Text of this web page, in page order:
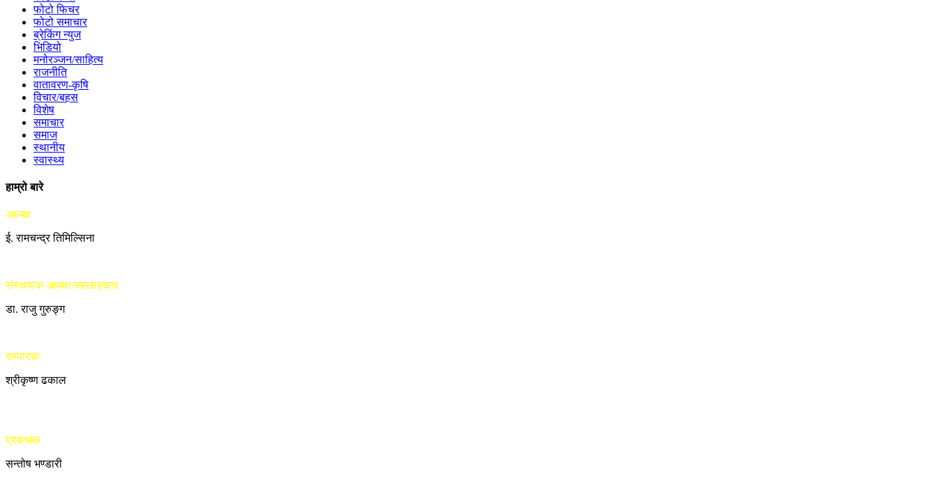
फोटो फिचर
फोटो समाचार
ब्रेकिंग न्युज
भिडियो
मनोरञ्जन/साहित्य
राजनीति
वातावरण-कृषि
विचार/बहस
विशेष
समाचार
समाज
स्थानीय
स्वास्थ्य
हाम्रो बारे
अध्यक्ष
ई. रामचन्द्र तिमिल्सिना
संस्थापक अध्यक्ष/सल्लाहकार
डा. राजु गुरुङ्ग
सम्पादक
श्रीकृष्ण ढकाल
प्रबन्धक
सन्तोष भण्डारी